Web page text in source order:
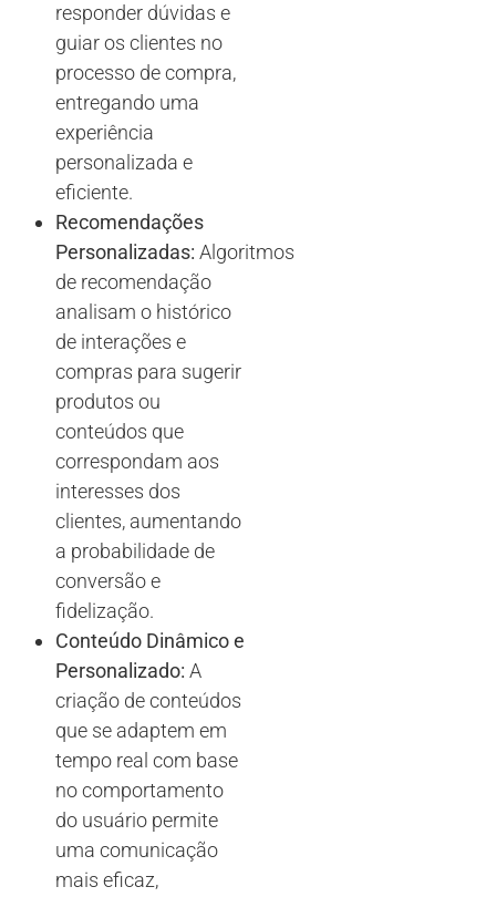
responder dúvidas e
guiar os clientes no
processo de compra,
entregando uma
experiência
personalizada e
eficiente.
Recomendações
Personalizadas: Algoritmos
de recomendação
analisam o histórico
de interações e
compras para sugerir
produtos ou
conteúdos que
correspondam aos
interesses dos
clientes, aumentando
a probabilidade de
conversão e
fidelização.
Conteúdo Dinâmico e
Personalizado: A
criação de conteúdos
que se adaptem em
tempo real com base
no comportamento
do usuário permite
uma comunicação
mais eficaz,